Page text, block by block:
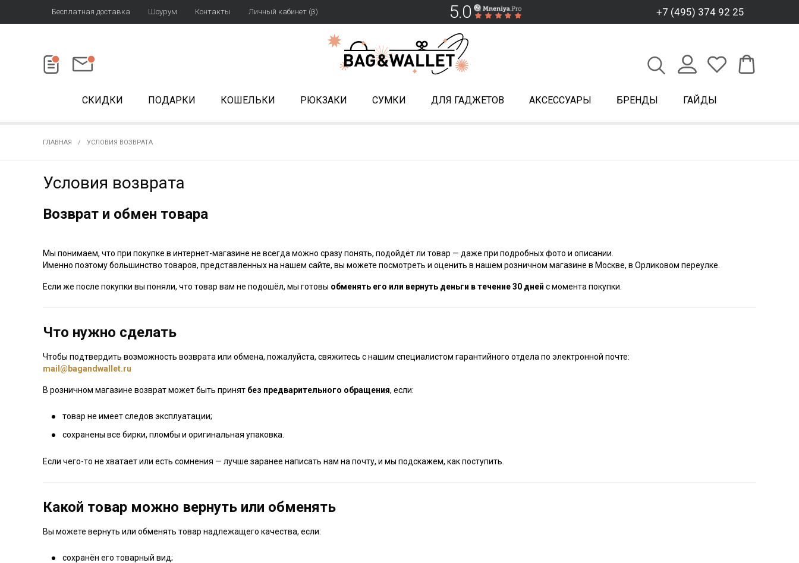
Бесплатная доставка Шоурум Контакты Личный кабинет (β) 5.0 +7 (495) 374 92 25
СКИДКИ ПОДАРКИ КОШЕЛЬКИ РЮКЗАКИ СУМКИ ДЛЯ ГАДЖЕТОВ АКСЕССУАРЫ БРЕНДЫ ГАЙДЫ
ГЛАВНАЯ УСЛОВИЯ ВОЗВРАТА
Условия возврата
Возврат и обмен товара
Мы понимаем, что при покупке в интернет-магазине не всегда можно сразу понять, подойдёт ли товар — даже при подробных фото и описании.
Именно поэтому большинство товаров, представленных на нашем сайте, вы можете посмотреть и оценить в нашем розничном магазине в Москве, в Орликовом переулке.
Если же после покупки вы поняли, что товар вам не подошёл, мы готовы обменять его или вернуть деньги в течение 30 дней с момента покупки.
Что нужно сделать
Чтобы подтвердить возможность возврата или обмена, пожалуйста, свяжитесь с нашим специалистом гарантийного отдела по электронной почте:
mail@bagandwallet.ru
В розничном магазине возврат может быть принят без предварительного обращения, если:
товар не имеет следов эксплуатации;
сохранены все бирки, пломбы и оригинальная упаковка.
Если чего-то не хватает или есть сомнения — лучше заранее написать нам на почту, и мы подскажем, как поступить.
Какой товар можно вернуть или обменять
Вы можете вернуть или обменять товар надлежащего качества, если:
сохранён его товарный вид;